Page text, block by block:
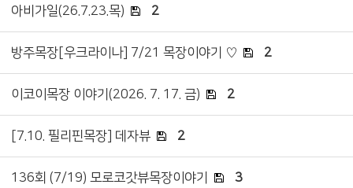
아비가일(26.7.23.목) 2
방주목장[우크라이나] 7/21 목장이야기 ♡ 2
이코이목장 이야기(2026. 7. 17. 금) 2
[7.10. 필리핀목장] 데자뷰 2
136회 (7/19) 모로코갓뷰목장이야기 3